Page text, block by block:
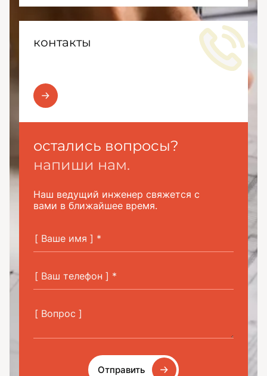
контакты
остались вопросы?
напиши нам.
Наш ведущий инженер свяжется с
вами в ближайшее время.
Отправить